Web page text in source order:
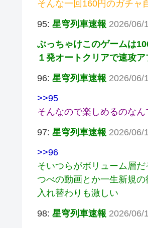
そんな一回160円のガチャ
95: 星穹列車速報 2026/06/
ぶっちゃけこのゲームは
１発オートクリアで速攻
96: 星穹列車速報 2026/06/
>>95
そんなので楽しめるのな
97: 星穹列車速報 2026/06/
>>96
そいつらがボリューム層だ
つべの動画とか一生新規
入れ替わりも激しい
98: 星穹列車速報 2026/06/